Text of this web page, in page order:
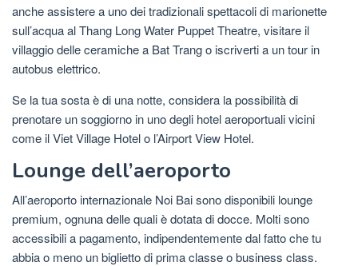
anche assistere a uno dei tradizionali spettacoli di marionette
sull’acqua al Thang Long Water Puppet Theatre, visitare il
villaggio delle ceramiche a Bat Trang o iscriverti a un tour in
autobus elettrico.
Se la tua sosta è di una notte, considera la possibilità di
prenotare un soggiorno in uno degli hotel aeroportuali vicini
come il Viet Village Hotel o l’Airport View Hotel.
Lounge dell’aeroporto
All’aeroporto internazionale Noi Bai sono disponibili lounge
premium, ognuna delle quali è dotata di docce. Molti sono
accessibili a pagamento, indipendentemente dal fatto che tu
abbia o meno un biglietto di prima classe o business class.